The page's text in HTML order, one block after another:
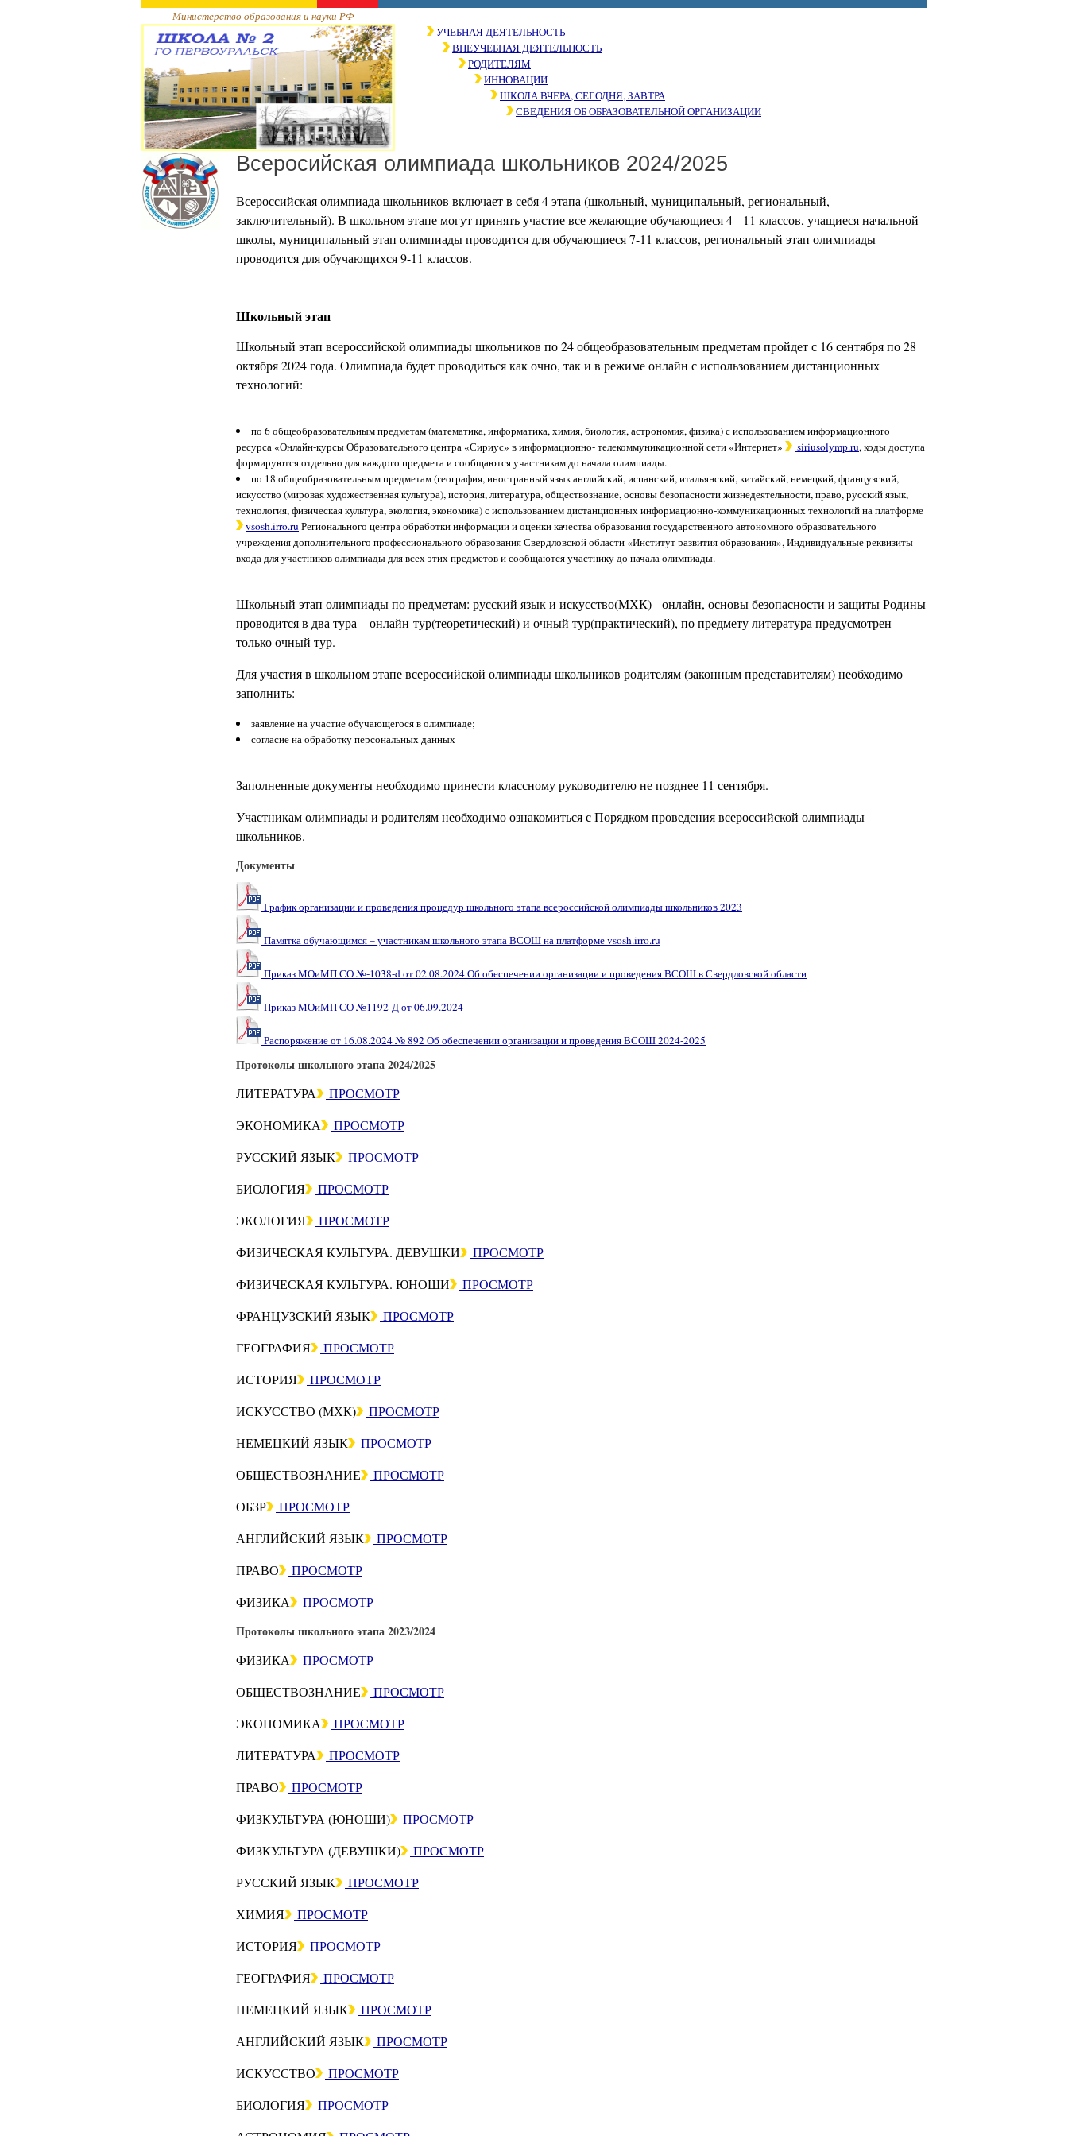
Министерство образования и науки РФ
УЧЕБНАЯ ДЕЯТЕЛЬНОСТЬ
ВНЕУЧЕБНАЯ ДЕЯТЕЛЬНОСТЬ
РОДИТЕЛЯМ
ИННОВАЦИИ
ШКОЛА ВЧЕРА, СЕГОДНЯ, ЗАВТРА
СВЕДЕНИЯ ОБ ОБРАЗОВАТЕЛЬНОЙ ОРГАНИЗАЦИИ
Всеросийская олимпиада школьников 2024/2025
Всероссийская олимпиада школьников включает в себя 4 этапа (школьный, муниципальный, региональный,
заключительный). В школьном этапе могут принять участие все желающие обучающиеся 4 - 11 классов, учащиеся начальной
школы, муниципальный этап олимпиады проводится для обучающиеся 7-11 классов, региональный этап олимпиады
проводится для обучающихся 9-11 классов.
Школьный этап
Школьный этап всероссийской олимпиады школьников по 24 общеобразовательным предметам пройдет с 16 сентября по 28
октября 2024 года. Олимпиада будет проводиться как очно, так и в режиме онлайн с использованием дистанционных
технологий:
по 6 общеобразовательным предметам (математика, информатика, химия, биология, астрономия, физика) с использованием информационного
ресурса «Онлайн-курсы Образовательного центра «Сириус» в информационно- телекоммуникационной сети «Интернет»
siriusolymp.ru, коды доступа
формируются отдельно для каждого предмета и сообщаются участникам до начала олимпиады.
по 18 общеобразовательным предметам (география, иностранный язык английский, испанский, итальянский, китайский, немецкий, французский,
искусство (мировая художественная культура), история, литература, обществознание, основы безопасности жизнедеятельности, право, русский язык,
технология, физическая культура, экология, экономика) с использованием дистанционных информационно-коммуникационных технологий на платформе
vsosh.irro.ru Регионального центра обработки информации и оценки качества образования государственного автономного образовательного
учреждения дополнительного профессионального образования Свердловской области «Институт развития образования», Индивидуальные реквизиты
входа для участников олимпиады для всех этих предметов и сообщаются участнику до начала олимпиады.
Школьный этап олимпиады по предметам: русский язык и искусство(МХК) - онлайн, основы безопасности и защиты Родины
проводится в два тура – онлайн-тур(теоретический) и очный тур(практический), по предмету литература предусмотрен
только очный тур.
Для участия в школьном этапе всероссийской олимпиады школьников родителям (законным представителям) необходимо
заполнить:
заявление на участие обучающегося в олимпиаде;
согласие на обработку персональных данных
Заполненные документы необходимо принести классному руководителю не позднее 11 сентября.
Участникам олимпиады и родителям необходимо ознакомиться с Порядком проведения всероссийской олимпиады
школьников.
Документы
График организации и проведения процедур школьного этапа всероссийской олимпиады школьников 2023
Памятка обучающимся – участникам школьного этапа ВСОШ на платформе vsosh.irro.ru
Приказ МОиМП СО №-1038-d от 02.08.2024 Об обеспечении организации и проведения ВСОШ в Свердловской области
Приказ МОиМП СО №1192-Д от 06.09.2024
Распоряжение от 16.08.2024 № 892 Об обеспечении организации и проведения ВСОШ 2024-2025
Протоколы школьного этапа 2024/2025
ЛИТЕРАТУРА
ПРОСМОТР
ЭКОНОМИКА
ПРОСМОТР
РУССКИЙ ЯЗЫК
ПРОСМОТР
БИОЛОГИЯ
ПРОСМОТР
ЭКОЛОГИЯ
ПРОСМОТР
ФИЗИЧЕСКАЯ КУЛЬТУРА. ДЕВУШКИ
ПРОСМОТР
ФИЗИЧЕСКАЯ КУЛЬТУРА. ЮНОШИ
ПРОСМОТР
ФРАНЦУЗСКИЙ ЯЗЫК
ПРОСМОТР
ГЕОГРАФИЯ
ПРОСМОТР
ИСТОРИЯ
ПРОСМОТР
ИСКУССТВО (МХК)
ПРОСМОТР
НЕМЕЦКИЙ ЯЗЫК
ПРОСМОТР
ОБЩЕСТВОЗНАНИЕ
ПРОСМОТР
ОБЗР
ПРОСМОТР
АНГЛИЙСКИЙ ЯЗЫК
ПРОСМОТР
ПРАВО
ПРОСМОТР
ФИЗИКА
ПРОСМОТР
Протоколы школьного этапа 2023/2024
ФИЗИКА
ПРОСМОТР
ОБЩЕСТВОЗНАНИЕ
ПРОСМОТР
ЭКОНОМИКА
ПРОСМОТР
ЛИТЕРАТУРА
ПРОСМОТР
ПРАВО
ПРОСМОТР
ФИЗКУЛЬТУРА (ЮНОШИ)
ПРОСМОТР
ФИЗКУЛЬТУРА (ДЕВУШКИ)
ПРОСМОТР
РУССКИЙ ЯЗЫК
ПРОСМОТР
ХИМИЯ
ПРОСМОТР
ИСТОРИЯ
ПРОСМОТР
ГЕОГРАФИЯ
ПРОСМОТР
НЕМЕЦКИЙ ЯЗЫК
ПРОСМОТР
АНГЛИЙСКИЙ ЯЗЫК
ПРОСМОТР
ИСКУССТВО
ПРОСМОТР
БИОЛОГИЯ
ПРОСМОТР